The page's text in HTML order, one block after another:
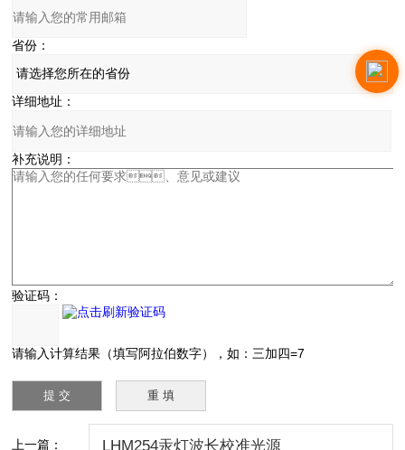
省份：
详细地址：
补充说明：
验证码：
请输入计算结果（填写阿拉伯数字），如：三加四=7
上一篇： LHM254汞灯波长校准光源